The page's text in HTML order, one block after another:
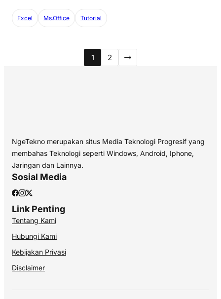
Excel Ms.Office Tutorial
1 2
NgeTekno merupakan situs Media Teknologi Progresif yang
membahas Teknologi seperti Windows, Android, Iphone,
Jaringan dan Lainnya.
Sosial Media
Link Penting
Tentang Kami
Hubungi Kami
Kebijakan Privasi
Disclaimer